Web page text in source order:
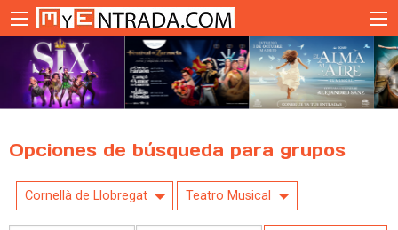
Opciones de búsqueda para grupos
Cornellà de Llobregat Teatro Musical